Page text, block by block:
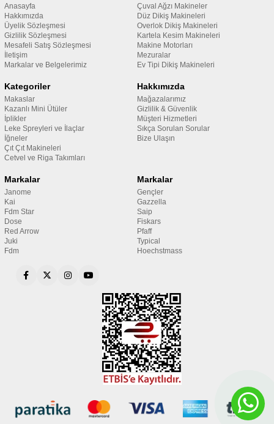
Anasayfa
Hakkımızda
Üyelik Sözleşmesi
Gizlilik Sözleşmesi
Mesafeli Satış Sözleşmesi
İletişim
Markalar ve Belgelerimiz
Çuval Ağzı Makineler
Düz Dikiş Makineleri
Overlok Dikiş Makineleri
Kartela Kesim Makineleri
Makine Motorları
Mezuralar
Ev Tipi Dikiş Makineleri
Kategoriler
Makaslar
Kazanlı Mini Ütüler
İplikler
Leke Spreyleri ve İlaçlar
İğneler
Çıt Çıt Makineleri
Cetvel ve Riga Takımları
Hakkımızda
Mağazalarımız
Gizlilik & Güvenlik
Müşteri Hizmetleri
Sıkça Sorulan Sorular
Bize Ulaşın
Markalar
Janome
Kai
Fdm Star
Dose
Red Arrow
Juki
Fdm
Markalar
Gençler
Gazzella
Saip
Fiskars
Pfaff
Typical
Hoechstmass